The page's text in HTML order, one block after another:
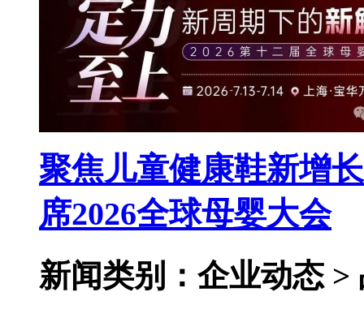
聚焦儿童健康鞋新增
席2026全球母婴大会
新闻类别：企业动态 >